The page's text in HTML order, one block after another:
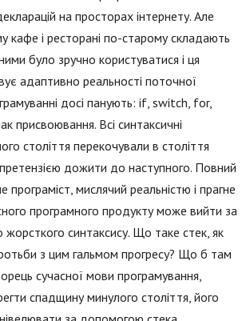
на просторах інтернету. Але
кафе і ресторані по-старому складають
було зручно користуватися і ця
адаптивно реальності поточної
досі панують: if, switch, for,
присвоювання. Всі синтаксичні
століття перекочували в століття
дожити до наступного. Повний
програміст, мислячий реальністю і прагне
програмного продукту може вийти за
жорсткого синтаксису. Що таке стек, як
з цим гальмом прогресу? Що б там
сучасної мови програмування,
спадщину минулого століття, його